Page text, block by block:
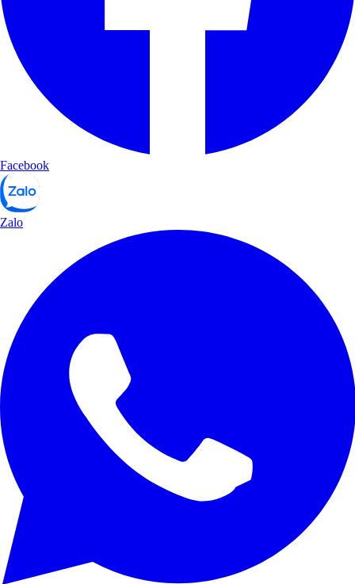
Facebook
Zalo